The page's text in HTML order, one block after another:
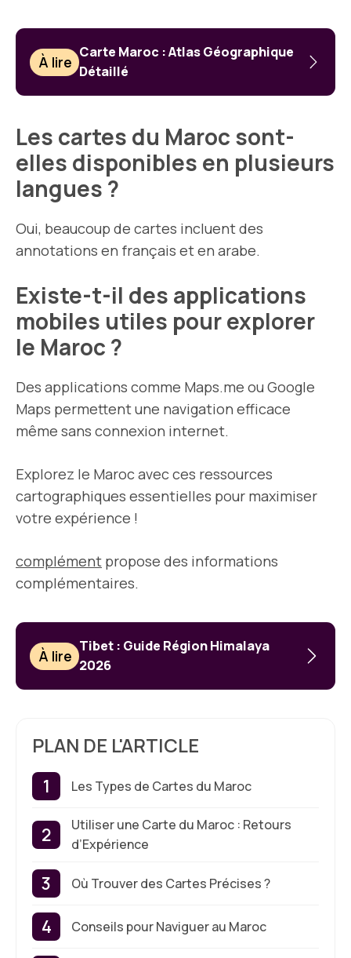
À lire
Carte Maroc : Atlas Géographique
Détaillé
Les cartes du Maroc sont-
elles disponibles en plusieurs
langues ?
Oui, beaucoup de cartes incluent des
annotations en français et en arabe.
Existe-t-il des applications
mobiles utiles pour explorer
le Maroc ?
Des applications comme Maps.me ou Google
Maps permettent une navigation efficace
même sans connexion internet.
Explorez le Maroc avec ces ressources
cartographiques essentielles pour maximiser
votre expérience !
complément propose des informations
complémentaires.
À lire
Tibet : Guide Région Himalaya
2026
PLAN DE L'ARTICLE
Les Types de Cartes du Maroc
Utiliser une Carte du Maroc : Retours
d’Expérience
Où Trouver des Cartes Précises ?
Conseils pour Naviguer au Maroc